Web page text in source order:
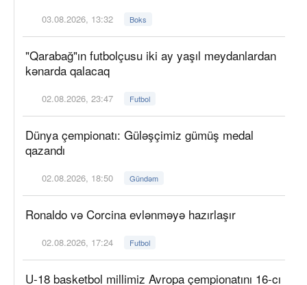
03.08.2026, 13:32 Boks
"Qarabağ"ın futbolçusu iki ay yaşıl meydanlardan
kənarda qalacaq
02.08.2026, 23:47 Futbol
Dünya çempionatı: Güləşçimiz gümüş medal
qazandı
02.08.2026, 18:50 Gündəm
Ronaldo və Corcina evlənməyə hazırlaşır
02.08.2026, 17:24 Futbol
U-18 basketbol millimiz Avropa çempionatını 16-cı